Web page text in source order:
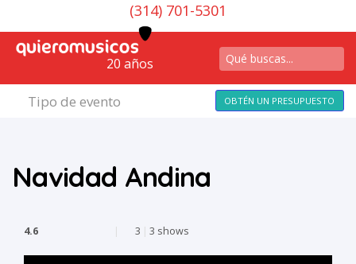
(314) 701-5301
20 años
Tipo de evento OBTÉN UN PRESUPUESTO
Navidad Andina
4.6 | 3 | 3 shows